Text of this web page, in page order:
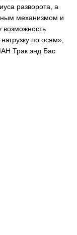
разворота, а
механизмом и
возможность
по осям»,
Трак энд Бас